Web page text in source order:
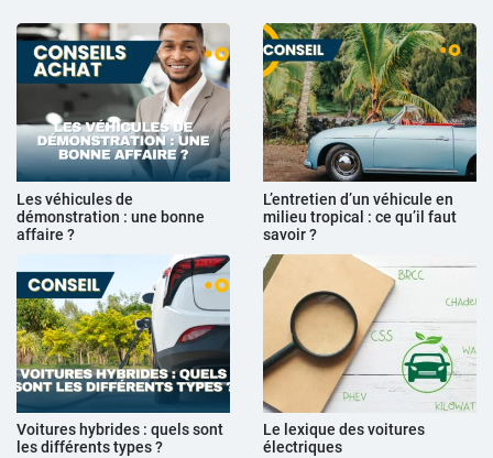
Les véhicules de
démonstration : une bonne
affaire ?
L’entretien d’un véhicule en
milieu tropical : ce qu’il faut
savoir ?
Voitures hybrides : quels sont
les différents types ?
Le lexique des voitures
électriques